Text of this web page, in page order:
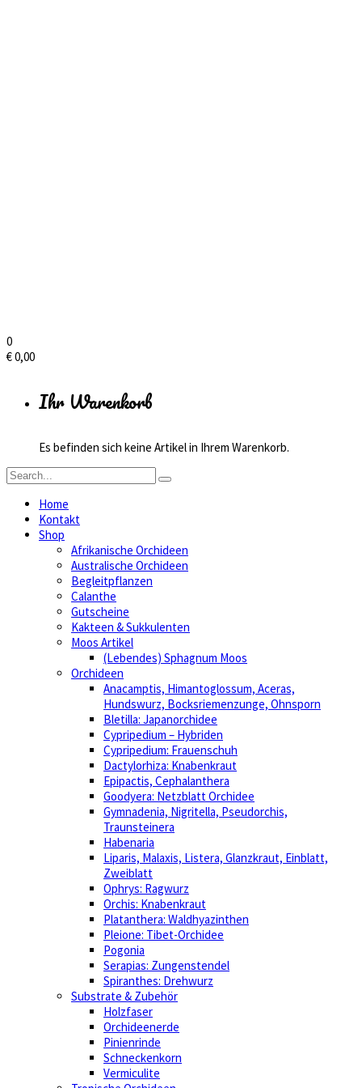
0
€0,00
Ihr Warenkorb
Es befinden sich keine Artikel in Ihrem Warenkorb.
Home
Kontakt
Shop
Afrikanische Orchideen
Australische Orchideen
Begleitpflanzen
Calanthe
Gutscheine
Kakteen & Sukkulenten
Moos Artikel
(Lebendes) Sphagnum Moos
Orchideen
Anacamptis, Himantoglossum, Aceras,
Hundswurz, Bocksriemenzunge, Ohnsporn
Bletilla: Japanorchidee
Cypripedium – Hybriden
Cypripedium: Frauenschuh
Dactylorhiza: Knabenkraut
Epipactis, Cephalanthera
Goodyera: Netzblatt Orchidee
Gymnadenia, Nigritella, Pseudorchis,
Traunsteinera
Habenaria
Liparis, Malaxis, Listera, Glanzkraut, Einblatt,
Zweiblatt
Ophrys: Ragwurz
Orchis: Knabenkraut
Platanthera: Waldhyazinthen
Pleione: Tibet-Orchidee
Pogonia
Serapias: Zungenstendel
Spiranthes: Drehwurz
Substrate & Zubehör
Holzfaser
Orchideenerde
Pinienrinde
Schneckenkorn
Vermiculite